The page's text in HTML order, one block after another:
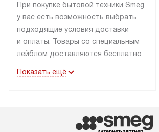
При покупке бытовой техники Smeg
у вас есть возможность выбрать
подходящие условия доставки
и оплаты. Товары со специальным
лейблом доставляются бесплатно
до подъезда. Доставка за пределы
маркировку «в наличии», может
быть отправлен покупателю
Показать ещё